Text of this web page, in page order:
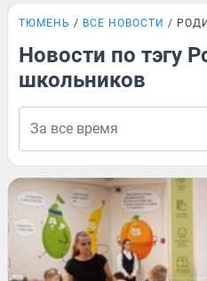
ТЮМЕНЬ ВСЕ НОВОСТИ
Новости по тэгу
школьников